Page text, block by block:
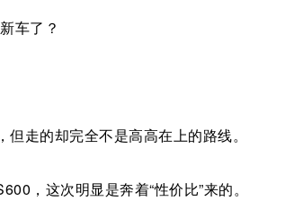
车了？
走的却完全不是高高在上的路线。
，这次明显是奔着“性价比”来的。